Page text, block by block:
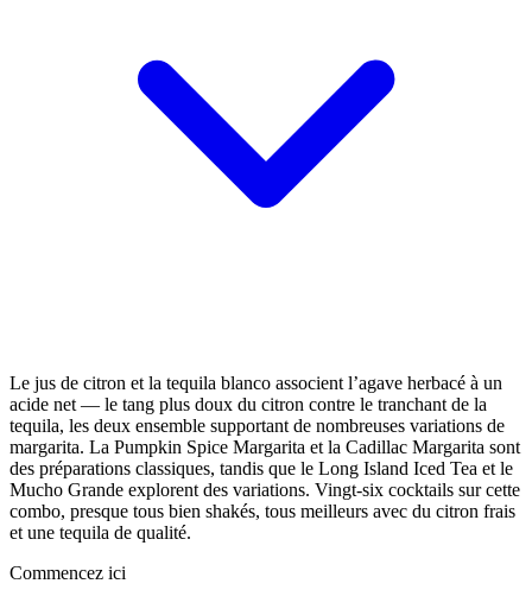
Le jus de citron et la tequila blanco associent l’agave herbacé à un
acide net — le tang plus doux du citron contre le tranchant de la
tequila, les deux ensemble supportant de nombreuses variations de
margarita. La Pumpkin Spice Margarita et la Cadillac Margarita sont
des préparations classiques, tandis que le Long Island Iced Tea et le
Mucho Grande explorent des variations. Vingt-six cocktails sur cette
combo, presque tous bien shakés, tous meilleurs avec du citron frais
et une tequila de qualité.
Commencez ici